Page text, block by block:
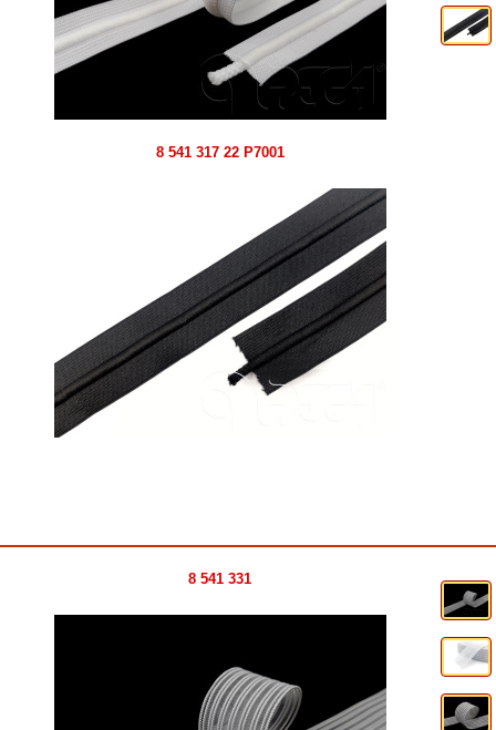
8 541 317 22 P7001
8 541 331